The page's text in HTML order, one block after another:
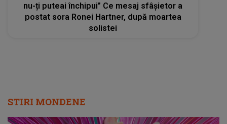
nu-ți puteai închipui” Ce mesaj sfâșietor a
postat sora Ronei Hartner, după moartea
solistei
STIRI MONDENE